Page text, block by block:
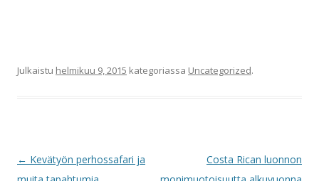
Julkaistu helmikuu 9, 2015 kategoriassa Uncategorized.
Artikkelien selaus
← Kevätyön perhossafari ja
Costa Rican luonnon